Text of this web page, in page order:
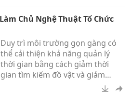
bạc đóng vai trò như một lớp
Chủ Nghệ Thuật Tổ Chức
Duy trì môi trường gọn gàng có
thể cải thiện khả năng quản lý
thời gian bằng cách giảm thời
gian tìm kiếm đồ vật và giảm
thiểu sự xao nhãng. Việc sắp xếp